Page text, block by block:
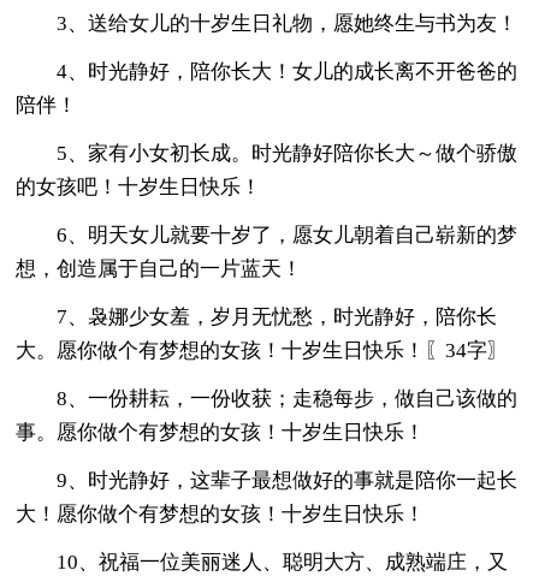
3、送给女儿的十岁生日礼物，愿她终生与书为友！
4、时光静好，陪你长大！女儿的成长离不开爸爸的
陪伴！
5、家有小女初长成。时光静好陪你长大～做个骄傲
的女孩吧！十岁生日快乐！
6、明天女儿就要十岁了，愿女儿朝着自己崭新的梦
想，创造属于自己的一片蓝天！
7、袅娜少女羞，岁月无忧愁，时光静好，陪你长
大。愿你做个有梦想的女孩！十岁生日快乐！〖34字〗
8、一份耕耘，一份收获；走稳每步，做自己该做的
事。愿你做个有梦想的女孩！十岁生日快乐！
9、时光静好，这辈子最想做好的事就是陪你一起长
大！愿你做个有梦想的女孩！十岁生日快乐！
10、祝福一位美丽迷人、聪明大方、成熟端庄，又